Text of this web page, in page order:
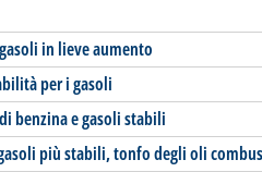
in lieve aumento
per i gasoli
benzina e gasoli stabili
più stabili, tonfo degli oli